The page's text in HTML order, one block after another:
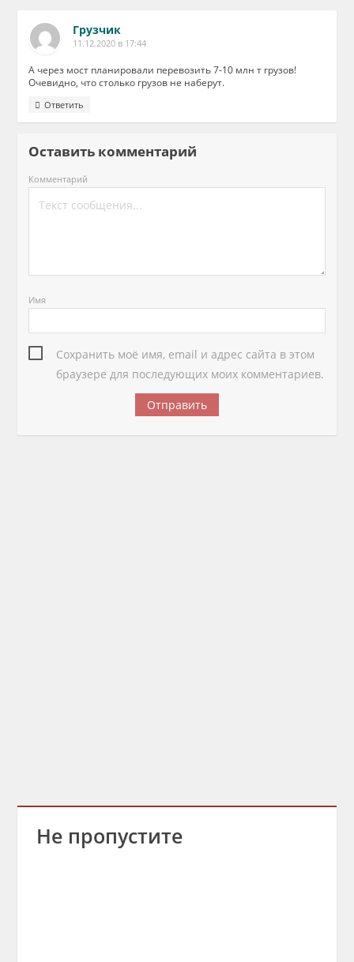
Грузчик
11.12.2020 в 17:44
А через мост планировали перевозить 7-10 млн т грузов!
Очевидно, что столько грузов не наберут.
Ответить
Оставить комментарий
Комментарий
Имя
Сохранить моё имя, email и адрес сайта в этом
браузере для последующих моих комментариев.
Не пропустите